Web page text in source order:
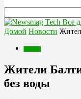
Все
Домой Новости
Жители
без воды